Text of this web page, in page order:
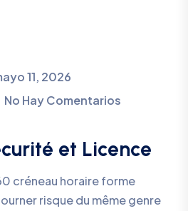
11, 2026
No Hay Comentarios
et Licence
créneau horaire forme
risque du même genre